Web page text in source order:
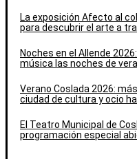
La exposición Afecto al
para descubrir el arte a
Noches en el Allende
música las noches de
Verano Coslada 2026:
ciudad de cultura y ocio
El Teatro Municipal de
programación especial